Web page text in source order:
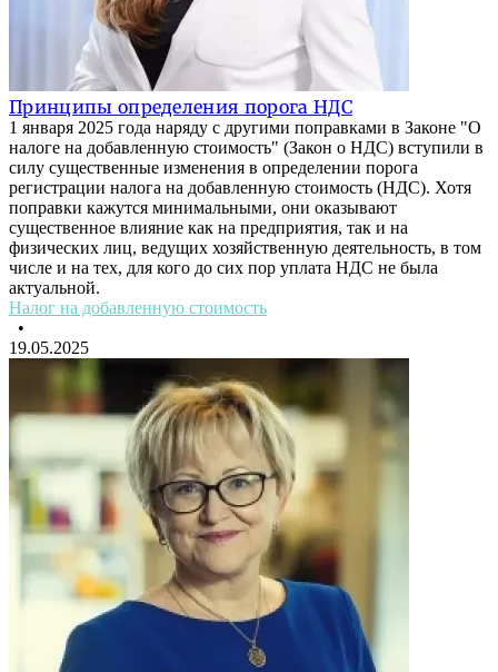
Принципы определения порога НДС
1 января 2025 года наряду с другими поправками в Законе "О
налоге на добавленную стоимость" (Закон о НДС) вступили в
силу существенные изменения в определении порога
регистрации налога на добавленную стоимость (НДС). Хотя
поправки кажутся минимальными, они оказывают
существенное влияние как на предприятия, так и на
физических лиц, ведущих хозяйственную деятельность, в том
числе и на тех, для кого до сих пор уплата НДС не была
актуальной.
Налог на добавленную стоимость
•
19.05.2025